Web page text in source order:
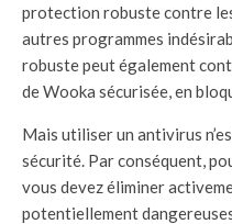
protection robuste contre
autres programmes
robuste peut également
de Wooka sécurisée, en
Mais utiliser un antivirus
sécurité. Par conséquent,
vous devez éliminer
potentiellement